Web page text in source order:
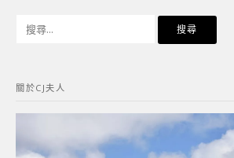
字:
關於CJ夫人